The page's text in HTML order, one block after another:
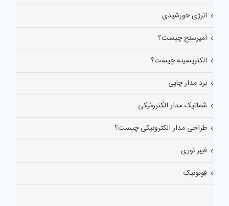
انرژی خورشیدی
آمپرسنج چیست؟
الکتریسیته چیست؟
برد مدار چاپی
شماتیک مدار الکترونیکی
طراحی مدار الکترونیکی چیست؟
فیبر نوری
فوتونیک